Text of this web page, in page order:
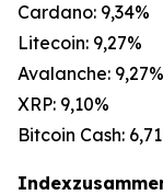
Cardano: 9,34%
Litecoin: 9,27%
Avalanche: 9,27%
XRP: 9,10%
Bitcoin Cash: